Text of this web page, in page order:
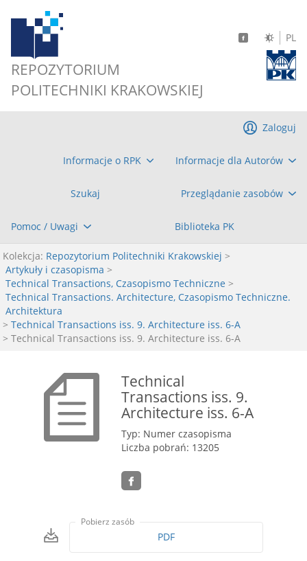
REPOZYTORIUM
POLITECHNIKI KRAKOWSKIEJ
PL
Informacje o RPK Informacje dla Autorów
Szukaj Przeglądanie zasobów
Pomoc / Uwagi Biblioteka PK
Zaloguj
Kolekcja: Repozytorium Politechniki Krakowskiej >
Artykuły i czasopisma >
Technical Transactions, Czasopismo Techniczne >
Technical Transactions. Architecture, Czasopismo Techniczne.
Architektura
> Technical Transactions iss. 9. Architecture iss. 6-A
> Technical Transactions iss. 9. Architecture iss. 6-A
Technical
Transactions iss. 9.
Architecture iss. 6-A
Typ: Numer czasopisma
Liczba pobrań: 13205
Pobierz zasób
PDF